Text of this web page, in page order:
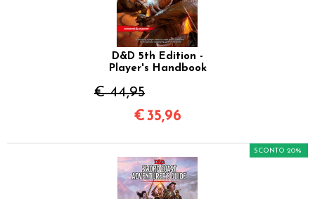
D&D 5th Edition -
Player's Handbook
€ 44,95
€35,96
SCONTO 20%